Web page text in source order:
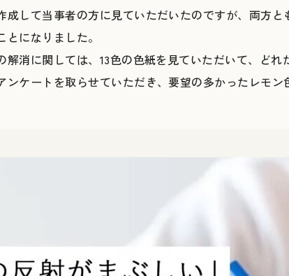
成して当事者の方に見ていただいたのですが、両方と
になりました。
解消に関しては、13色の色紙を見ていただいて、どれ
ンケートを取らせていただき、要望の多かったレモン